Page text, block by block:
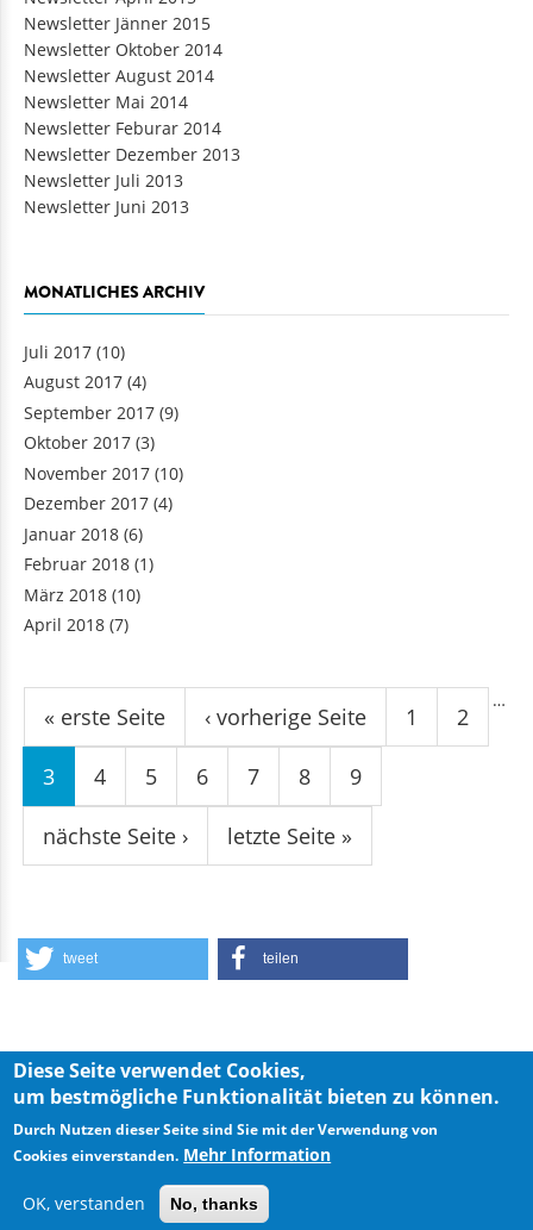
Newsletter April 2015
Newsletter Jänner 2015
Newsletter Oktober 2014
Newsletter August 2014
Newsletter Mai 2014
Newsletter Feburar 2014
Newsletter Dezember 2013
Newsletter Juli 2013
Newsletter Juni 2013
MONATLICHES ARCHIV
Juli 2017
(10)
August 2017
September 2017
(9)
(10)
Januar 2018
(6)
(10)
April 2018
Seiten
« erste Seite ‹ vorherige Seite 1 2
3 4 5 6 7 8 9
nächste Seite › letzte Seite »
Privacy Policy
Diese Seite verwendet Cookies,
um bestmögliche Funktionalität bieten zu können.
Durch Nutzen dieser Seite sind Sie mit der Verwendung von
Cookies einverstanden. Mehr Information
OK, verstanden No, thanks